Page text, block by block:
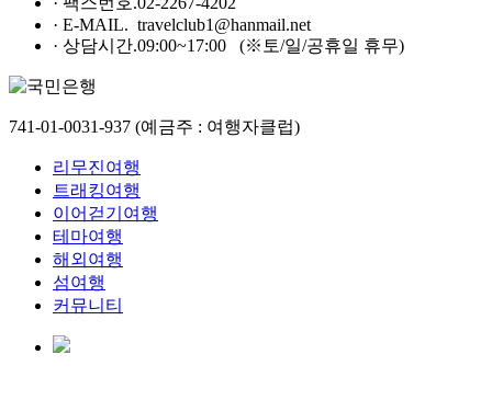
· E-MAIL. travelclub1@hanmail.net
· 상담시간.09:00~17:00 (※토/일/공휴일 휴무)
741-01-0031-937 (예금주 : 여행자클럽)
리무진여행
트래킹여행
이어걷기여행
테마여행
해외여행
섬여행
커뮤니티